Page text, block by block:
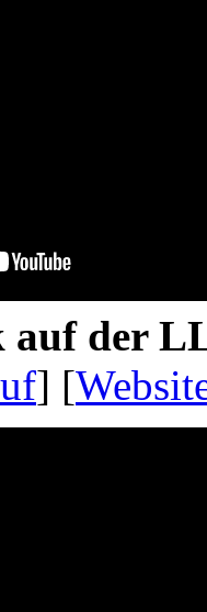
der
] [